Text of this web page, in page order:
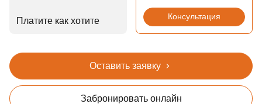
Платите как хотите Консультация
Оставить заявку
Забронировать онлайн